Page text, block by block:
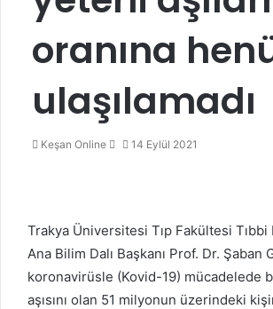
oranına
ulaşılamadı
Keşan Online
Bir 14 Eylül 2021
Trakya Üniversitesi Tıp Fakültesi
Ana Bilim Dalı Başkanı Prof. Dr. Şaban
koronavirüsle (Kovid-19) mücadelede
aşısını olan 51 milyonun üzerindeki